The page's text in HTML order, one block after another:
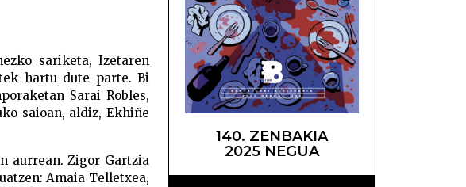
sariketa, Izetaren
hartu dute parte. Bi
Sarai Robles,
saioan, aldiz, Ekhiñe
aurrean. Zigor Gartzia
Amaia Telletxea,
140. ZENBAKIA
2025 NEGUA